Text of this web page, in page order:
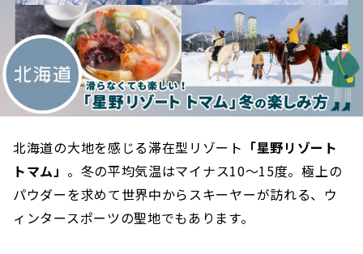
北海道の大地を感じる滞在型リゾート 「星野リゾート
トマム」 。冬の平均気温はマイナス10〜15度。極上の
パウダーを求めて世界中からスキーヤーが訪れる、ウ
ィンタースポーツの聖地でもあります。